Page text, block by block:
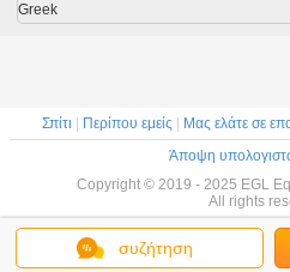
συζήτηση
Greek
Σπίτι Περίπου εμείς Μας ελάτε σε
Άποψη
Copyright © 2019 - 2025 EGL
All rights